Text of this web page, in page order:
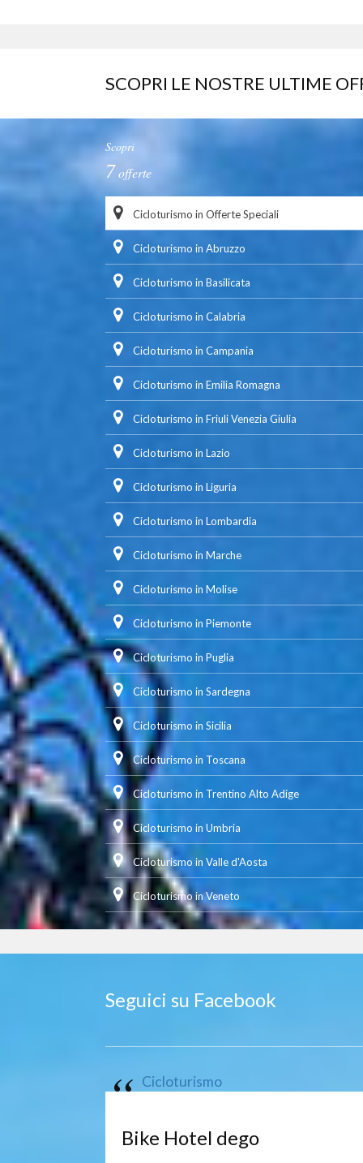
SCOPRI LE NOSTRE ULTIME
Scopri
7offerte
Cicloturismo in Offerte Speciali
Cicloturismo in Abruzzo
Cicloturismo in Basilicata
Cicloturismo in Calabria
Cicloturismo in Campania
Cicloturismo in Emilia Romagna
Cicloturismo in Friuli Venezia Giulia
Cicloturismo in Lazio
Cicloturismo in Liguria
Cicloturismo in Lombardia
Cicloturismo in Marche
Cicloturismo in Molise
Cicloturismo in Piemonte
Cicloturismo in Puglia
Cicloturismo in Sardegna
Cicloturismo in Sicilia
Cicloturismo in Toscana
Cicloturismo in Trentino Alto Adige
Cicloturismo in Umbria
Cicloturismo in Valle d'Aosta
Cicloturismo in Veneto
Seguici su Facebook
Cicloturismo
Bike Hotel dego